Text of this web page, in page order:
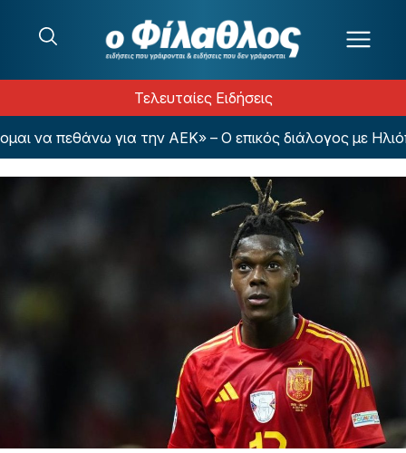
Τελευταίες Ειδήσεις
να πεθάνω για την ΑΕΚ» – Ο επικός διάλογος με